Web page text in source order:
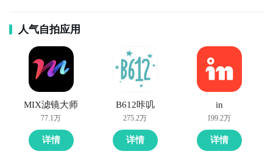
人气自拍应用
MIX滤镜大师
77.1万
详情
B612咔叽
275.2万
详情
in
199.2万
详情